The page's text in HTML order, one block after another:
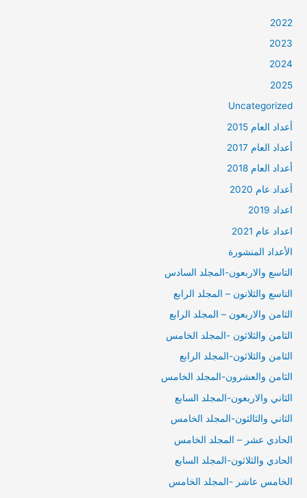
2022
2023
2024
2025
Uncategorized
أعداد العام 2015
أعداد العام 2017
أعداد العام 2018
أعداد عام 2020
اعداد 2019
اعداد عام 2021
الأعداد المنشورة
التاسع والاربعون-المجلد السادس
التاسع والثلانون – المجلد الرابع
الثامن والاربعون – المجلد الرابع
الثامن والثلاثون -المجلد الخامس
الثامن والثلاثون-المجلد الرابع
الثامن والعشرون-المجلد الخامس
الثاني والاربعون-المجلد السابع
الثاني والثالثون-المجلد الخامس
الحادي عشر – المجلد الخامس
الحادي والثلاثون-المجلد السابع
الخامس عاشر -المجلد الخامس